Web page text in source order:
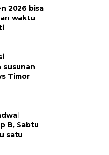
2026 bisa
waktu
susunan
Timor
B, Sabtu
satu